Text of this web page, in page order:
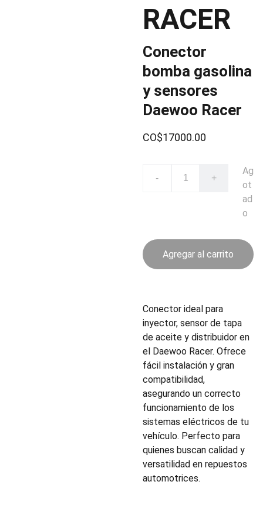
RACER
Conector
bomba gasolina
y sensores
Daewoo Racer
CO$17000.00
- +
Ag
ot
ad
o
Agregar al carrito
Conector ideal para
inyector, sensor de tapa
de aceite y distribuidor en
el Daewoo Racer. Ofrece
fácil instalación y gran
compatibilidad,
asegurando un correcto
funcionamiento de los
sistemas eléctricos de tu
vehículo. Perfecto para
quienes buscan calidad y
versatilidad en repuestos
automotrices.